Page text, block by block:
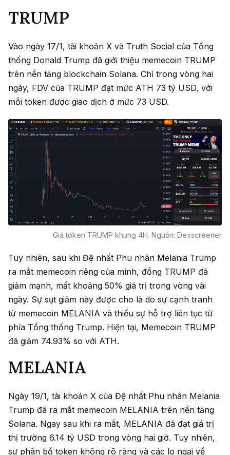
TRUMP
Vào ngày 17/1, tài khoản X và Truth Social của Tổng
thống Donald Trump đã giới thiệu memecoin TRUMP
trên nền tảng blockchain Solana. Chỉ trong vòng hai
ngày, FDV của TRUMP đạt mức ATH 73 tỷ USD, với
mỗi token được giao dịch ở mức 73 USD.
Giá token TRUMP khung 4H. Nguồn: Dexscreener
Tuy nhiên, sau khi Đệ nhất Phu nhân Melania Trump
ra mắt memecoin riêng của mình, đồng TRUMP đã
giảm mạnh, mất khoảng 50% giá trị trong vòng vài
ngày. Sự sụt giảm này được cho là do sự cạnh tranh
từ memecoin MELANIA và thiếu sự hỗ trợ liên tục từ
phía Tổng thống Trump. Hiện tại, Memecoin TRUMP
đã giảm 74.93% so với ATH. ​​
MELANIA
Ngày 19/1, tài khoản X của Đệ nhất Phu nhân Melania
Trump đã ra mắt memecoin MELANIA trên nền tảng
Solana. Ngay sau khi ra mắt, MELANIA đã đạt giá trị
thị trường 6.14 tỷ USD trong vòng hai giờ. Tuy nhiên,
sự phân bổ token không rõ ràng và các lo ngại về